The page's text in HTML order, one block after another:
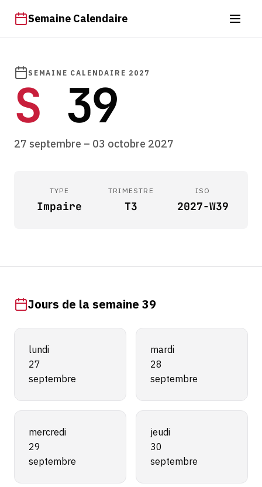
Semaine Calendaire
SEMAINE CALENDAIRE 2027
S39
27 septembre – 03 octobre 2027
TYPE
Impaire
TRIMESTRE
T3
ISO
2027-W39
Jours de la semaine 39
lundi
27
septembre
mardi
28
septembre
mercredi
29
septembre
jeudi
30
septembre